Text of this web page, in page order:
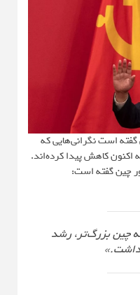
است نگرانی‌هایی که
کاهش پیدا کرده‌اند.
چین گفته است:
چین بزرگ‌تر، رشد